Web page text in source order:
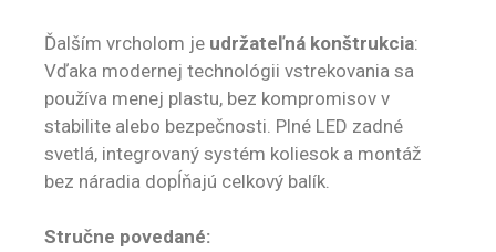
Ďalším vrcholom je udržateľná konštrukcia:
Vďaka modernej technológii vstrekovania sa
používa menej plastu, bez kompromisov v
stabilite alebo bezpečnosti. Plné LED zadné
svetlá, integrovaný systém koliesok a montáž
bez náradia dopĺňajú celkový balík.
Stručne povedané: